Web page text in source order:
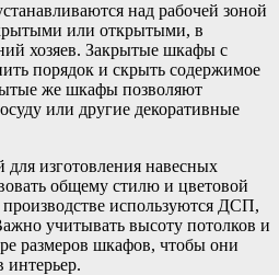
над рабочей зоной
или открытыми, в
хозяев. Закрытые шкафы с
порядок и скрыть содержимое
же шкафы позволяют
или другие декоративные
изготовления навесных
общему стилю и цветовой
используются ДСП,
учитывать высоту потолков и
размеров шкафов, чтобы они
интерьер.